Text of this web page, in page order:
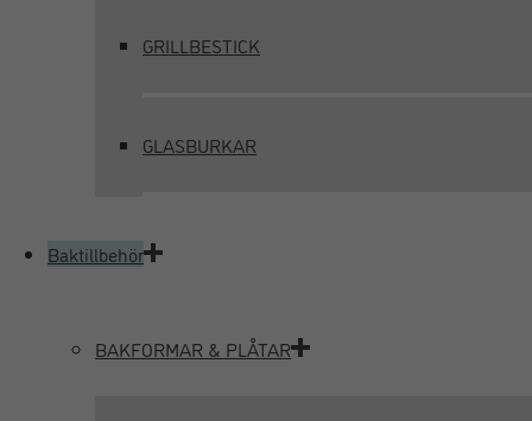
GRILLBESTICK
GLASBURKAR
Baktillbehör
BAKFORMAR & PLÅTAR